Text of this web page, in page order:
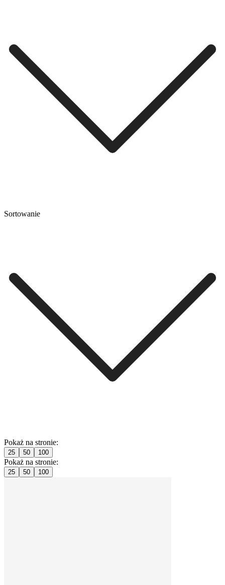
Sortowanie
Pokaż na stronie:
25 50 100
Pokaż na stronie:
25 50 100